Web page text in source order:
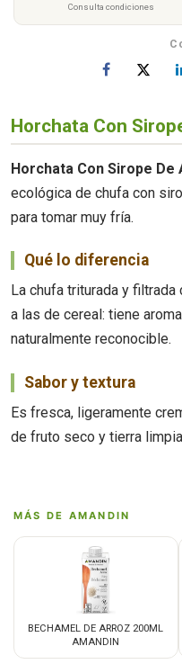
Consulta condiciones
Horchata Con
Horchata Con Sirope De
ecológica de chufa con
para tomar muy fría.
Qué lo diferencia
La chufa triturada y
a las de cereal: tiene
naturalmente reconocible.
Sabor y textura
Es fresca, ligeramente
de fruto seco y tierra
MÁS DE AMANDIN
BECHAMEL DE ARROZ 200ML
AMANDIN